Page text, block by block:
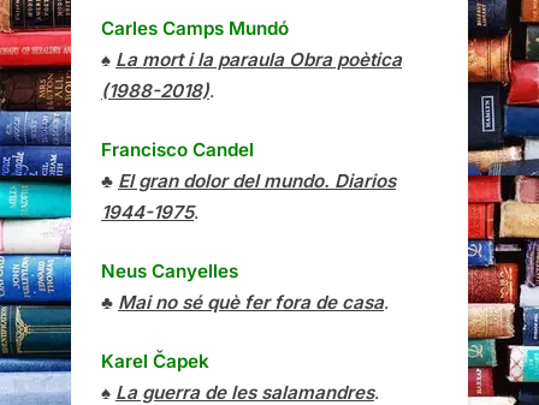
Carles Camps Mundó
♠ La mort i la paraula Obra poètica
(1988-2018).
Francisco Candel
♣ El gran dolor del mundo. Diarios
1944-1975.
Neus Canyelles
♣ Mai no sé què fer fora de casa.
Karel Čapek
♠ La guerra de les salamandres.